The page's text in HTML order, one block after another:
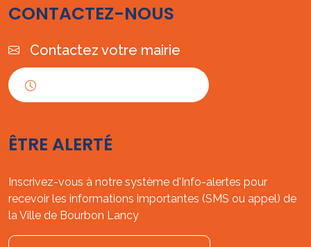
CONTACTEZ-NOUS
Contactez votre mairie
ÊTRE ALERTÉ
Inscrivez-vous à notre système d'Info-alertes pour
recevoir les informations importantes (SMS ou appel) de
la Ville de Bourbon Lancy